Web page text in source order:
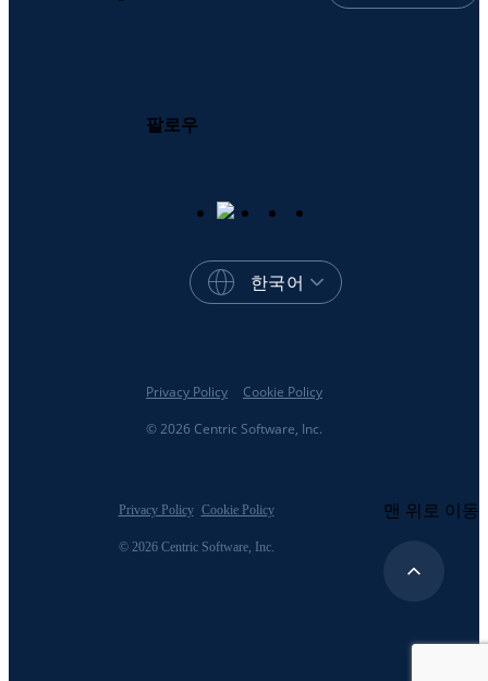
팔로우
한국어
© 2026 Centric Software, Inc.
Privacy Policy Cookie Policy
© 2026 Centric Software, Inc.
Privacy Policy Cookie Policy 맨 위로 이동